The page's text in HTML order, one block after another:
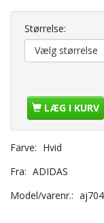
Størrelse:
LÆG I KURV
Farve: Hvid
Fra: ADIDAS
Model/varenr.: